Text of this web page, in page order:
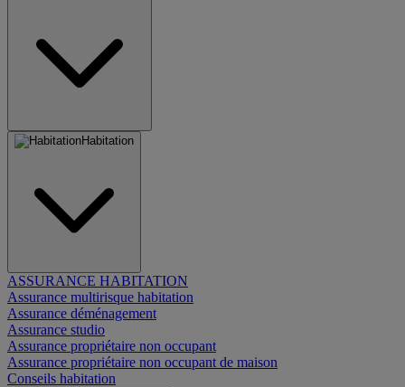
Habitation
ASSURANCE HABITATION
Assurance multirisque habitation
Assurance déménagement
Assurance studio
Assurance propriétaire non occupant
Assurance propriétaire non occupant de maison
Conseils habitation